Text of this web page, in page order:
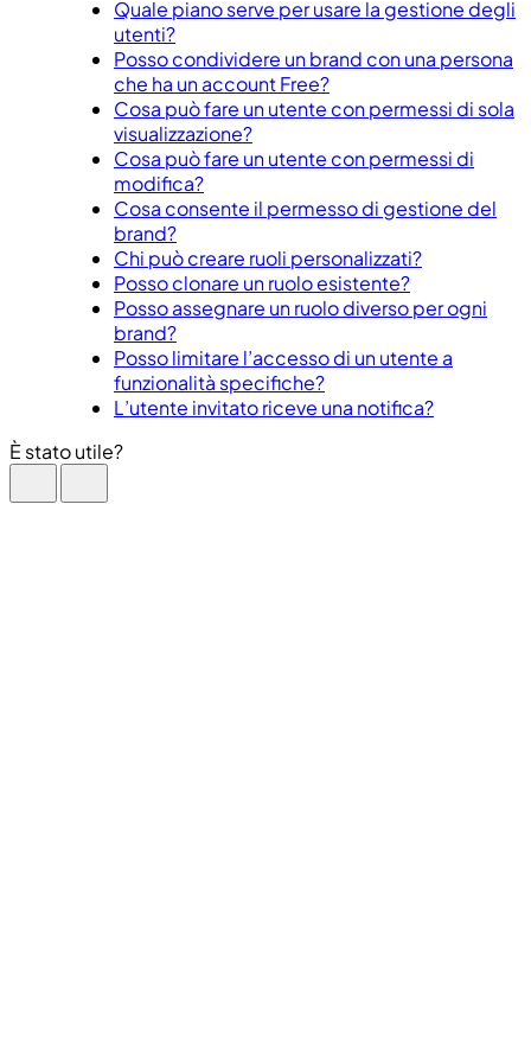
Quale piano serve per usare la gestione degli
utenti?
Posso condividere un brand con una persona
che ha un account Free?
Cosa può fare un utente con permessi di sola
visualizzazione?
Cosa può fare un utente con permessi di
modifica?
Cosa consente il permesso di gestione del
brand?
Chi può creare ruoli personalizzati?
Posso clonare un ruolo esistente?
Posso assegnare un ruolo diverso per ogni
brand?
Posso limitare l’accesso di un utente a
funzionalità specifiche?
L’utente invitato riceve una notifica?
È stato utile?